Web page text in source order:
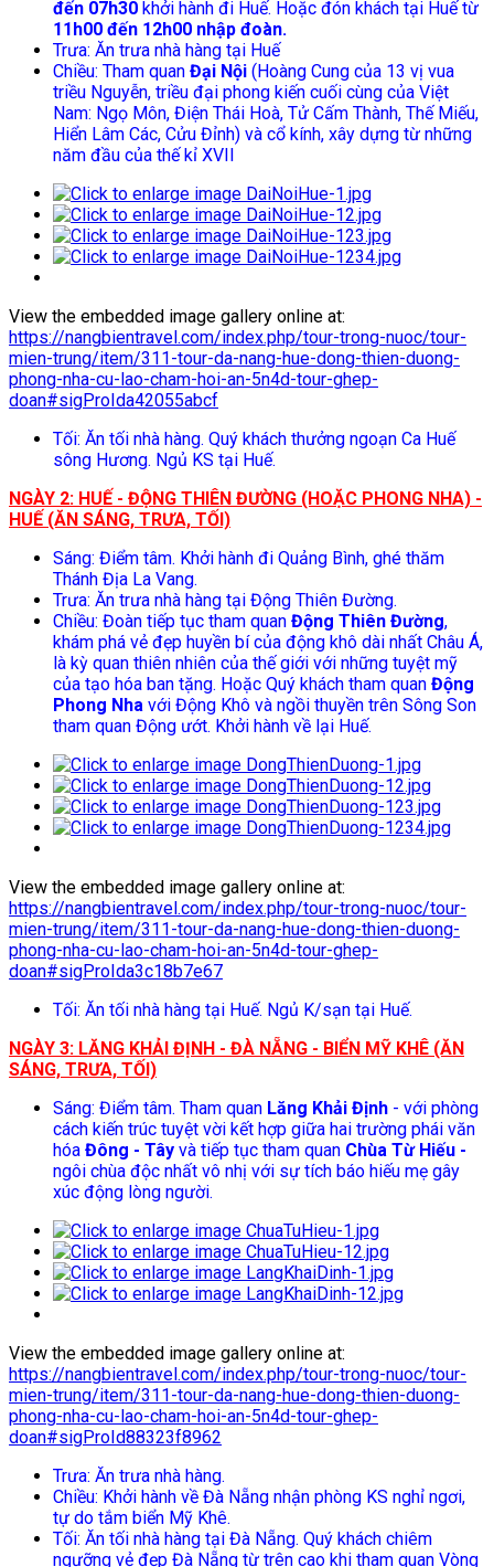
đến 07h30 khởi hành đi Huế. Hoặc đón khách tại Huế từ
11h00 đến 12h00 nhập đoàn.
Trưa: Ăn trưa nhà hàng tại Huế
Chiều: Tham quan Đại Nội (Hoàng Cung của 13 vị vua
triều Nguyễn, triều đại phong kiến cuối cùng của Việt
Nam: Ngọ Môn, Điện Thái Hoà, Tử Cấm Thành, Thế Miếu,
Hiển Lâm Các, Cửu Đỉnh) và cổ kính, xây dựng từ những
năm đầu của thế kỉ XVII
View the embedded image gallery online at:
https://nangbientravel.com/index.php/tour-trong-nuoc/tour-
mien-trung/item/311-tour-da-nang-hue-dong-thien-duong-
phong-nha-cu-lao-cham-hoi-an-5n4d-tour-ghep-
doan#sigProIda42055abcf
Tối: Ăn tối nhà hàng. Quý khách thưởng ngoạn Ca Huế
sông Hương. Ngủ KS tại Huế.
NGÀY 2: HUẾ - ĐỘNG THIÊN ĐƯỜNG (HOẶC PHONG NHA) -
HUẾ (ĂN SÁNG, TRƯA, TỐI)
Sáng: Điểm tâm. Khởi hành đi Quảng Bình, ghé thăm
Thánh Địa La Vang.
Trưa: Ăn trưa nhà hàng tại Động Thiên Đường.
Chiều: Đoàn tiếp tục tham quan Động Thiên Đường,
khám phá vẻ đẹp huyền bí của động khô dài nhất Châu Á,
là kỳ quan thiên nhiên của thế giới với những tuyệt mỹ
của tạo hóa ban tặng. Hoặc Quý khách tham quan Động
Phong Nha với Động Khô và ngồi thuyền trên Sông Son
tham quan Động ướt. Khởi hành về lại Huế.
View the embedded image gallery online at:
https://nangbientravel.com/index.php/tour-trong-nuoc/tour-
mien-trung/item/311-tour-da-nang-hue-dong-thien-duong-
phong-nha-cu-lao-cham-hoi-an-5n4d-tour-ghep-
doan#sigProIda3c18b7e67
Tối: Ăn tối nhà hàng tại Huế. Ngủ K/sạn tại Huế.
NGÀY 3: LĂNG KHẢI ĐỊNH - ĐÀ NẴNG - BIỂN MỸ KHÊ (ĂN
SÁNG, TRƯA, TỐI)
Sáng: Điểm tâm. Tham quan Lăng Khải Định - với phòng
cách kiến trúc tuyệt vời kết hợp giữa hai trường phái văn
hóa Đông - Tây và tiếp tục tham quan Chùa Từ Hiếu -
ngôi chùa độc nhất vô nhị với sự tích báo hiếu mẹ gây
xúc động lòng người.
View the embedded image gallery online at:
https://nangbientravel.com/index.php/tour-trong-nuoc/tour-
mien-trung/item/311-tour-da-nang-hue-dong-thien-duong-
phong-nha-cu-lao-cham-hoi-an-5n4d-tour-ghep-
doan#sigProId88323f8962
Trưa: Ăn trưa nhà hàng.
Chiều: Khởi hành về Đà Nẵng nhận phòng KS nghỉ ngơi,
tự do tắm biển Mỹ Khê.
Tối: Ăn tối nhà hàng tại Đà Nẵng. Quý khách chiêm
ngưỡng vẻ đẹp Đà Nẵng từ trên cao khi tham quan Vòng